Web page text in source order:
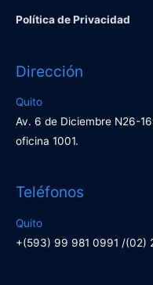
Política de Privacidad
Dirección
Quito
Av. 6 de Diciembre N26-
oficina 1001.
Teléfonos
Quito
+(593) 99 981 0991 /(02)